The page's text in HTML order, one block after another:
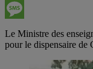
LinkedIn
Message
Le Ministre des
pour le dispensaire de